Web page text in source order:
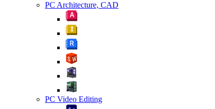
PC Architecture, CAD
PC Video Editing